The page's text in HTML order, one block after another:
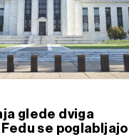
glede dviga
se poglabljajo